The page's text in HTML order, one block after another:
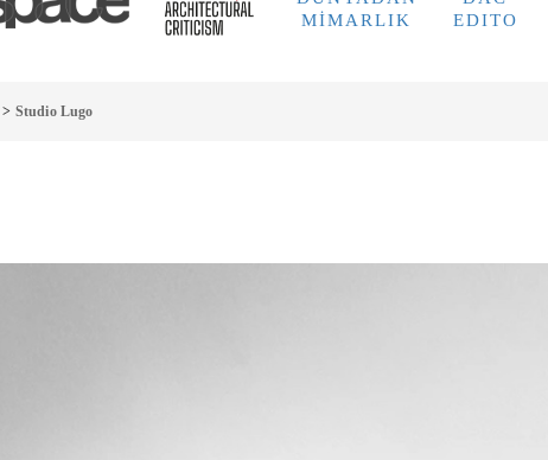
MIMARLIK
EDITO
> Studio Lugo